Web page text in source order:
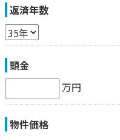
返済年数
頭金
万円
物件価格